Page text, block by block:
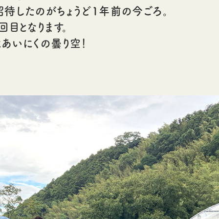
したのがちょうど1年前の今ごろ。
となります。
いにくの曇り空！